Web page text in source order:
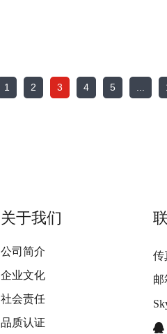
1 2 3 4 5
关于我们
公司简介
企业文化
社会责任
品质认证
传
邮